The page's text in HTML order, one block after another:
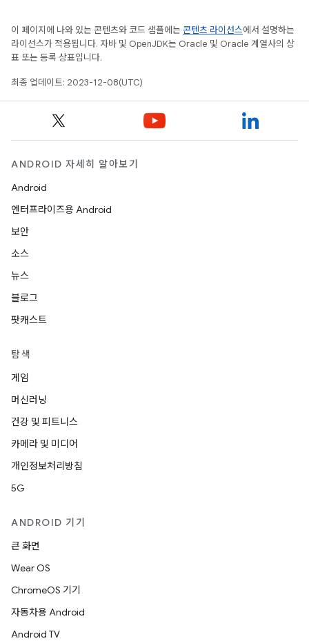
이 페이지에 나와 있는 콘텐츠와 코드 샘플에는 콘텐츠 라이선스에서 설명하는
라이선스가 적용됩니다. 자바 및 OpenJDK는 Oracle 및 Oracle 계열사의 상
표 또는 등록 상표입니다.
최종 업데이트: 2023-12-08(UTC)
ANDROID 자세히 알아보기
Android
엔터프라이즈용 Android
보안
소스
뉴스
블로그
팟캐스트
탐색
게임
머신러닝
건강 및 피트니스
카메라 및 미디어
개인정보처리방침
5G
ANDROID 기기
큰 화면
Wear OS
ChromeOS 기기
자동차용 Android
Android TV